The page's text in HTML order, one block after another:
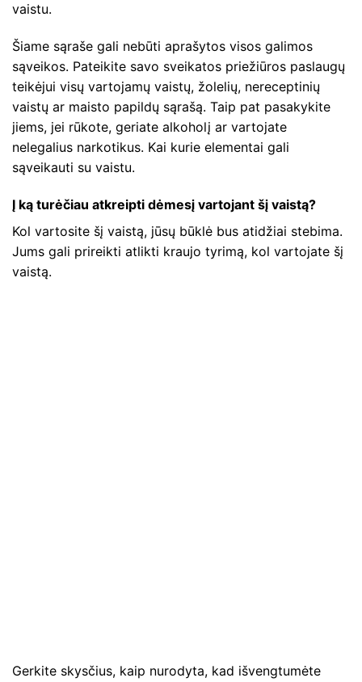
vaistu.
Šiame sąraše gali nebūti aprašytos visos galimos
sąveikos. Pateikite savo sveikatos priežiūros paslaugų
teikėjui visų vartojamų vaistų, žolelių, nereceptinių
vaistų ar maisto papildų sąrašą. Taip pat pasakykite
jiems, jei rūkote, geriate alkoholį ar vartojate
nelegalius narkotikus. Kai kurie elementai gali
sąveikauti su vaistu.
Į ką turėčiau atkreipti dėmesį vartojant šį vaistą?
Kol vartosite šį vaistą, jūsų būklė bus atidžiai stebima.
Jums gali prireikti atlikti kraujo tyrimą, kol vartojate šį
vaistą.
Gerkite skysčius, kaip nurodyta, kad išvengtumėte